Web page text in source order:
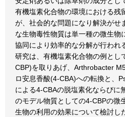
有機塩素化合物の環境における残
が、社会的な問題になり解決がせ
な生物毒性物質は単一種の微生物
協同により効率的な分解が行われ
研究は、有機塩素化合物の例とし
CBP)を取りあげ、Arthrobacter
ロ安息香酸(4-CBA)への転換と、
による4-CBAの脱塩素化ならびに
のモデル物質としての4-CBPの微
生物の利用の効果について檢討し